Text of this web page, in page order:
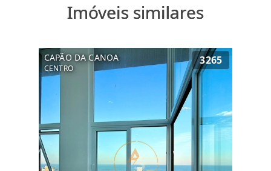
Imóveis similares
CAPÃO DA CANOA
CENTRO
3265